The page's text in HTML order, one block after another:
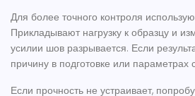
Для более точного контроля
Прикладывают нагрузку к образцу и
усилии шов разрывается. Если
причину в подготовке или параметрах
Если прочность не устраивает,